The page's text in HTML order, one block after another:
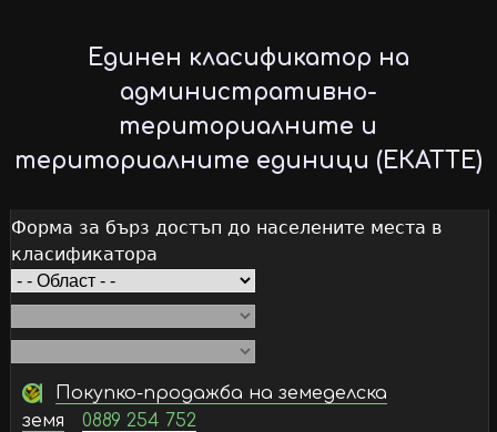
to
main
content
Единен класификатор на
административно-
териториалните и
териториалните единици (ЕКАТТЕ)
Форма за бърз достъп до населените места в
класификатора
Покупко-продажба на земеделска
земя
0889 254 752